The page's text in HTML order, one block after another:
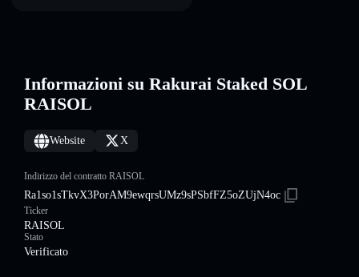
Informazioni su Rakurai Staked SOL
RAISOL
Website X
Indirizzo del contratto RAISOL
Ra1so1sTkvX3PorAM9ewqrsUMz9sPSbfFZ5oZUjN4oc
Ticker
RAISOL
Stato
Verificato